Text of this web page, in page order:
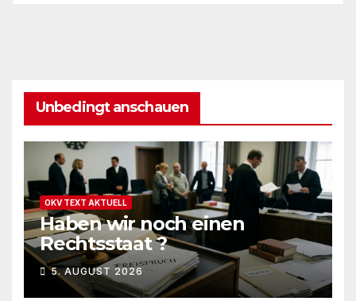
Unbedingt anschauen
OKV TEXT AKTUELL
Haben wir noch einen
Rechtsstaat ?
5. AUGUST 2026